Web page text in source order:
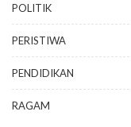
POLITIK
PERISTIWA
PENDIDIKAN
RAGAM